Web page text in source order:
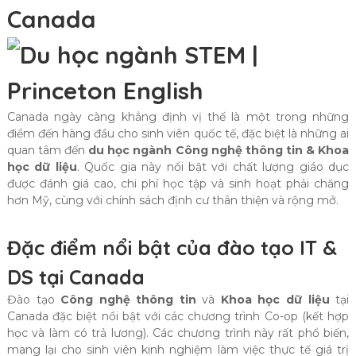
Canada
Canada ngày càng khẳng định vị thế là một trong những
điểm đến hàng đầu cho sinh viên quốc tế, đặc biệt là những ai
quan tâm đến du học ngành Công nghệ thông tin & Khoa
học dữ liệu. Quốc gia này nổi bật với chất lượng giáo dục
được đánh giá cao, chi phí học tập và sinh hoạt phải chăng
hơn Mỹ, cùng với chính sách định cư thân thiện và rộng mở.
Đặc điểm nổi bật của đào tạo IT &
DS tại Canada
Đào tạo Công nghệ thông tin và Khoa học dữ liệu tại
Canada đặc biệt nổi bật với các chương trình Co-op (kết hợp
học và làm có trả lương). Các chương trình này rất phổ biến,
mang lại cho sinh viên kinh nghiệm làm việc thực tế giá trị